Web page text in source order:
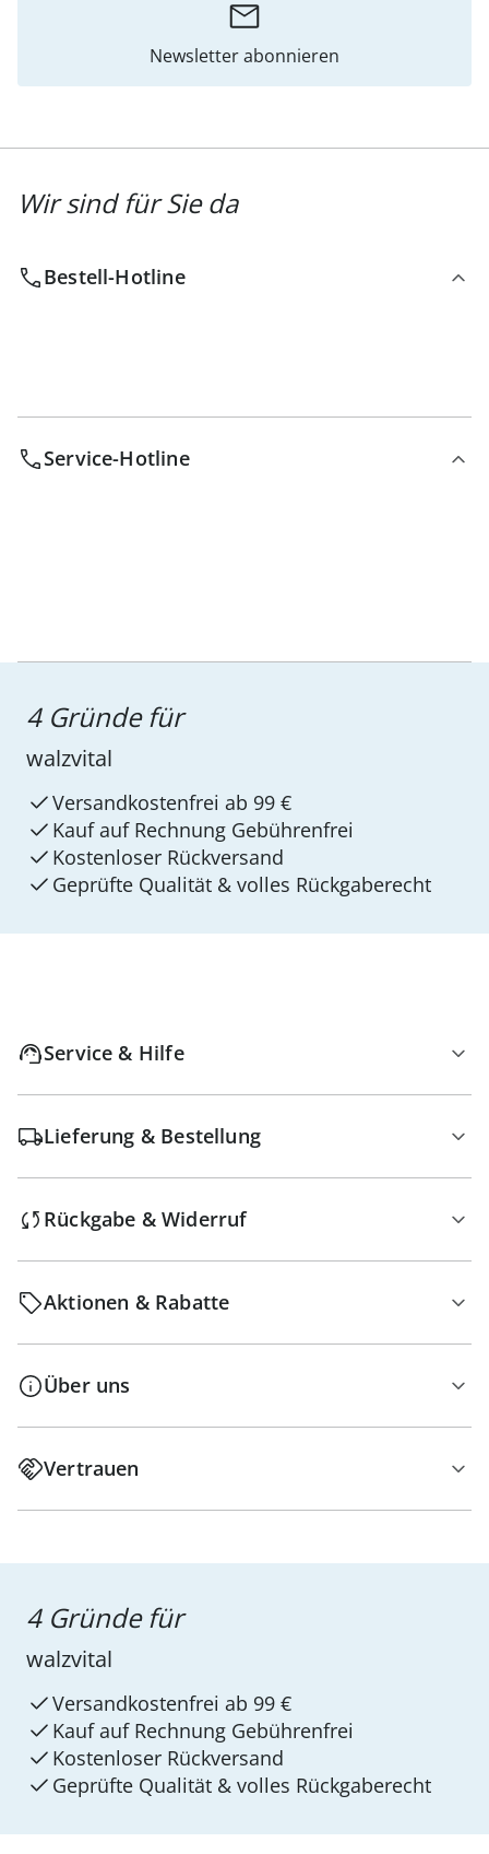
Newsletter abonnieren
Wir sind für Sie da
Bestell-Hotline
Service-Hotline
4 Gründe für
walzvital
Versandkostenfrei ab 99 €
Kauf auf Rechnung Gebührenfrei
Kostenloser Rückversand
Geprüfte Qualität & volles Rückgaberecht
Service & Hilfe
Lieferung & Bestellung
Rückgabe & Widerruf
Aktionen & Rabatte
Über uns
Vertrauen
4 Gründe für
walzvital
Versandkostenfrei ab 99 €
Kauf auf Rechnung Gebührenfrei
Kostenloser Rückversand
Geprüfte Qualität & volles Rückgaberecht